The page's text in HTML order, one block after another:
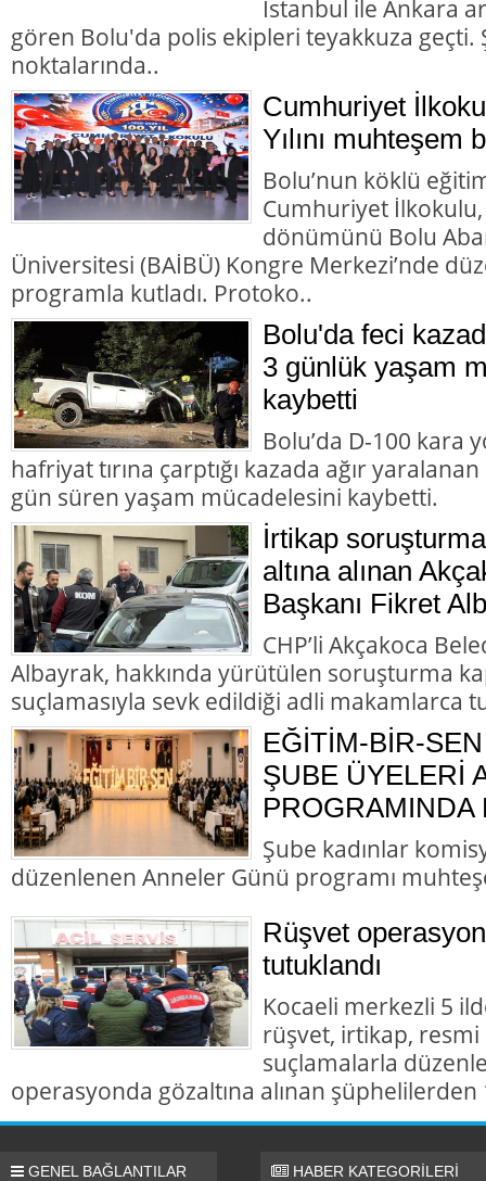
İstanbul ile Ankara
gören Bolu'da polis ekipleri teyakkuza geçti.
noktalarında..
Cumhuriyet
Yılını muhteşem
Bolu’nun köklü
Cumhuriyet
dönümünü Bolu
Üniversitesi (BAİBÜ) Kongre Merkezi’nde
programla kutladı. Protoko..
Bolu'da feci
3 günlük yaşam
kaybetti
Bolu’da D-100 kara
hafriyat tırına çarptığı kazada ağır
gün süren yaşam mücadelesini kaybetti.
İrtikap
altına alınan
Başkanı Fikret
CHP’li Akçakoca
Albayrak, hakkında yürütülen soruşturma
suçlamasıyla sevk edildiği adli makamlarca
EĞİTİM-BİR-
ŞUBE ÜYELERİ
PROGRAMINDA
Şube kadınlar
düzenlenen Anneler Günü programı
Rüşvet
tutuklandı
Kocaeli merkezli 5
rüşvet, irtikap,
suçlamalarla
operasyonda gözaltına alınan
GENEL BAĞLANTILAR HABER KATEGORİLERİ